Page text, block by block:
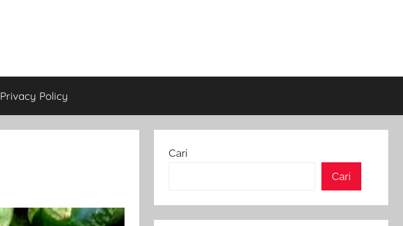
Privacy Policy
Cari
Cari